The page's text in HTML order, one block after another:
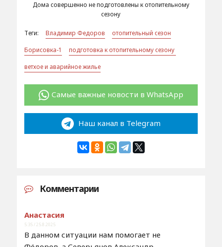
Дома совершенно не подготовлены к отопительному
сезону
Теги: Владимир Федоров
отопительный сезон
Борисовка-1
подготовка к отопительному сезону
ветхое и аварийное жилье
Самые важные новости в WhatsApp
Наш канал в Telegram
Комментарии
Анастасия
5:35 / 25.8.2025
В данном ситуации нам помогает не